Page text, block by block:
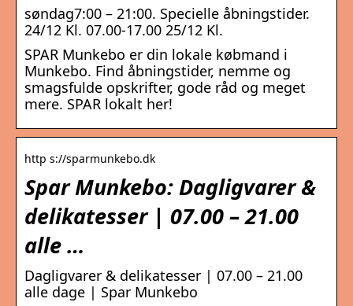
søndag7:00 – 21:00. Specielle åbningstider.
24/12 Kl. 07.00-17.00 25/12 Kl.
SPAR Munkebo er din lokale købmand i
Munkebo. Find åbningstider, nemme og
smagsfulde opskrifter, gode råd og meget
mere. SPAR lokalt her!
http s://sparmunkebo.dk
Spar Munkebo: Dagligvarer &
delikatesser | 07.00 – 21.00
alle …
Dagligvarer & delikatesser | 07.00 – 21.00
alle dage | Spar Munkebo